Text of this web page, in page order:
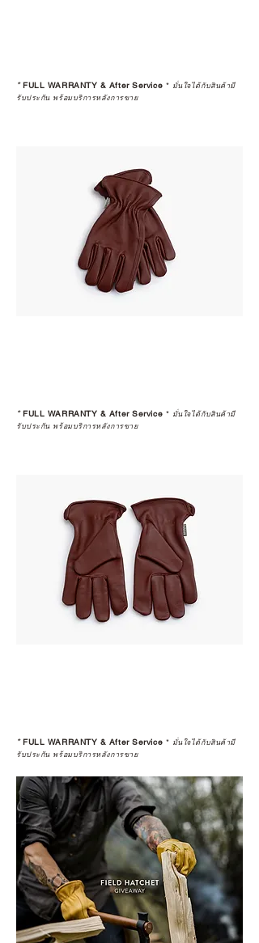
*FULL WARRANTY & After Service * มั่นใจได้กับสินค้ามี
รับประกัน พร้อมบริการหลังการขาย
*FULL WARRANTY & After Service * มั่นใจได้กับสินค้ามี
รับประกัน พร้อมบริการหลังการขาย
*FULL WARRANTY & After Service * มั่นใจได้กับสินค้ามี
รับประกัน พร้อมบริการหลังการขาย